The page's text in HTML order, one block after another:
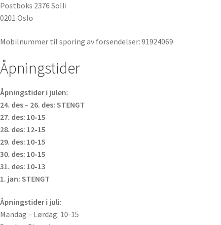
Postboks 2376 Solli
0201 Oslo
Mobilnummer til sporing av forsendelser: 91924069
Åpningstider
Åpningstider i julen:
24. des – 26. des: STENGT
27. des: 10-15
28. des: 12-15
29. des: 10-15
30. des: 10-15
31. des: 10-13
1. jan: STENGT
Åpningstider i juli:
Mandag – Lørdag: 10-15